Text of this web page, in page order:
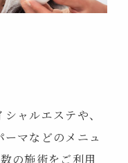
ャルエステや、
マなどのメニュ
の施術をご利用